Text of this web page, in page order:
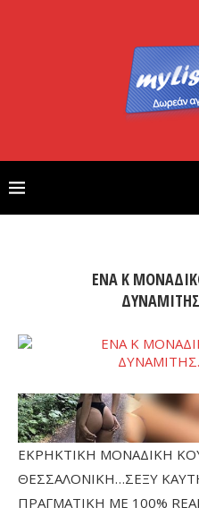
ΕΝΑ Κ
ΕΚΡΗΚΤΙΚΗ ΜΟΝΑΔΙΚΗ
ΘΕΣΣΑΛΟΝΙΚΗ…ΣΕΞΥ
ΠΡΑΓΜΑΤΙΚΗ ΜΕ 100%